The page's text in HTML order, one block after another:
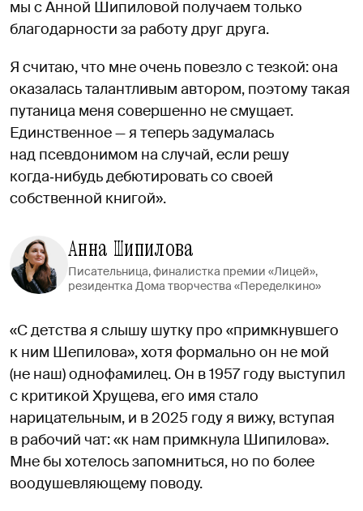
мы с Анной Шипиловой получаем только
благодарности за работу друг друга.
Я считаю, что мне очень повезло с тезкой: она
оказалась талантливым автором, поэтому такая
путаница меня совершенно не смущает.
Единственное — я теперь задумалась
над псевдонимом на случай, если решу
когда‑нибудь дебютировать со своей
собственной книгой».
Анна Шипилова
Писательница, финалистка премии «Лицей»,
резидентка Дома творчества «Переделкино»
«С детства я слышу шутку про «примкнувшего
к ним Шепилова», хотя формально он не мой
(не наш) однофамилец. Он в 1957 году выступил
с критикой Хрущева, его имя стало
нарицательным, и в 2025 году я вижу, вступая
в рабочий чат: «к нам примкнула Шипилова».
Мне бы хотелось запомниться, но по более
воодушевляющему поводу.